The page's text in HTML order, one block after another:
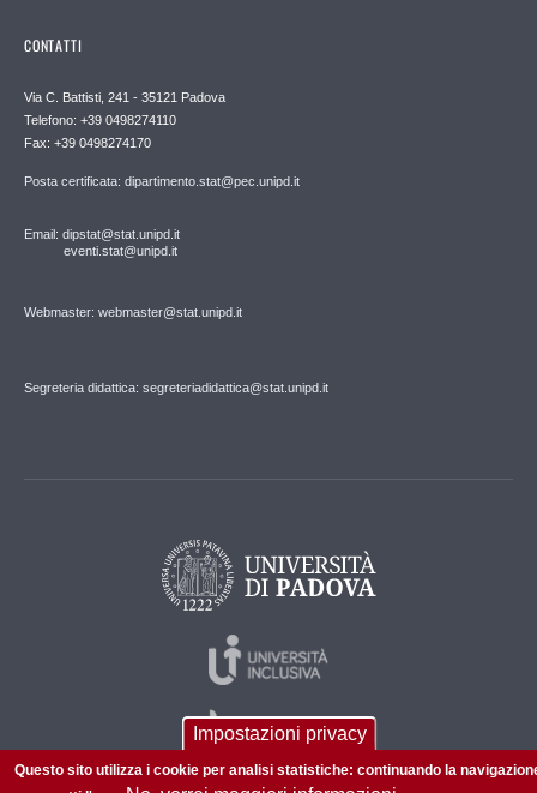
CONTATTI
Via C. Battisti, 241 - 35121 Padova
Telefono: +39 0498274110
Fax: +39 0498274170
Posta certificata: dipartimento.stat@pec.unipd.it
Email: dipstat@stat.unipd.it
eventi.stat@unipd.it
Webmaster: webmaster@stat.unipd.it
Segreteria didattica: segreteriadidattica@stat.unipd.it
Impostazioni privacy
Questo sito utilizza i cookie per analisi statistiche: continuando la